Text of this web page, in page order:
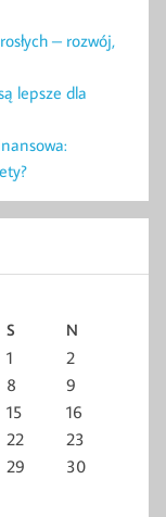
– rozwój,
lepsze dla
S N
1
2
8
9
15
16
22
23
29
30